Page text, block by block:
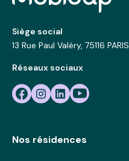
Siège social
13 Rue Paul Valéry, 75116 PARIS
Réseaux sociaux
Nos résidences